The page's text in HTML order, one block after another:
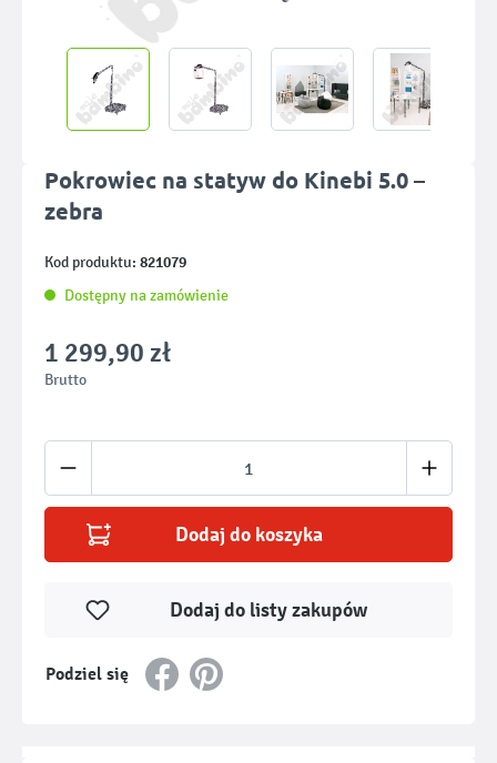
Pokrowiec na statyw do Kinebi 5.0 –
zebra
Kod produktu: 821079
Dostępny na zamówienie
1 299,90 zł
Brutto
Ilość produktu: Wprowadź żądaną ilość
Dodaj do koszyka
Podziel się
Dodaj do listy zakupów